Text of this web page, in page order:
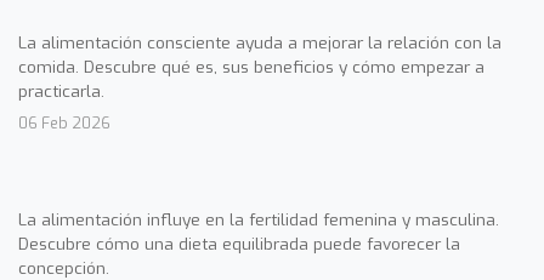
La alimentación consciente ayuda a mejorar la relación con la
comida. Descubre qué es, sus beneficios y cómo empezar a
practicarla.
06 Feb 2026
La alimentación influye en la fertilidad femenina y masculina.
Descubre cómo una dieta equilibrada puede favorecer la
concepción.